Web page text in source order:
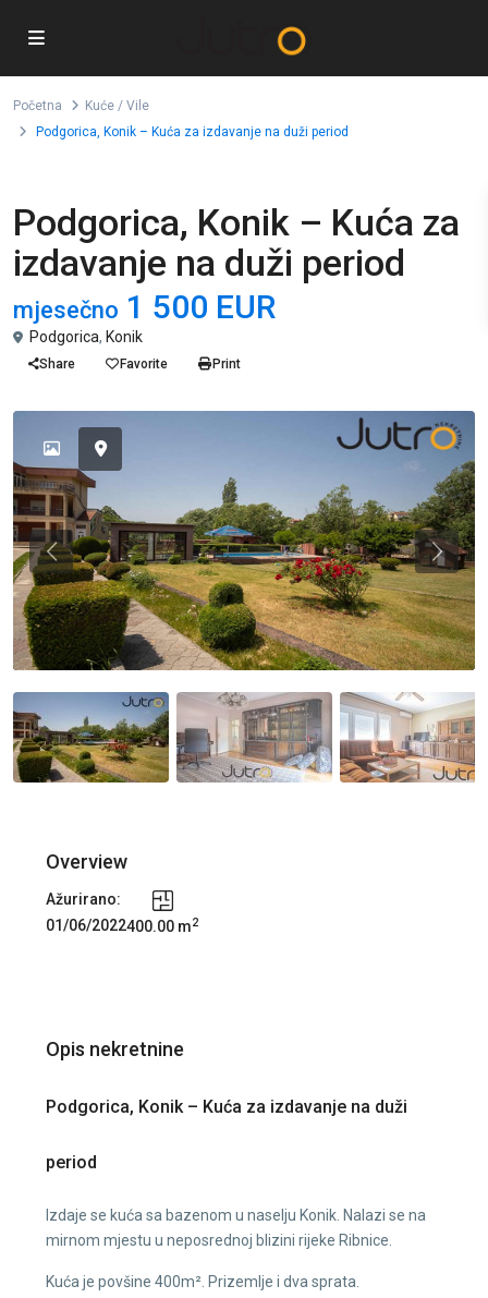
Početna
Kuće / Vile
Podgorica, Konik – Kuća za izdavanje na duži period
Podgorica, Konik – Kuća za
izdavanje na duži period
mjesečno 1 500 EUR
Podgorica, Konik
Share Favorite Print
Previous
Overview
Ažurirano:
01/06/2022400.00 m2
Opis nekretnine
Podgorica, Konik – Kuća za izdavanje na duži
period
Izdaje se kuća sa bazenom u naselju Konik. Nalazi se na
mirnom mjestu u neposrednoj blizini rijeke Ribnice.
Kuća je povšine 400m². Prizemlje i dva sprata.